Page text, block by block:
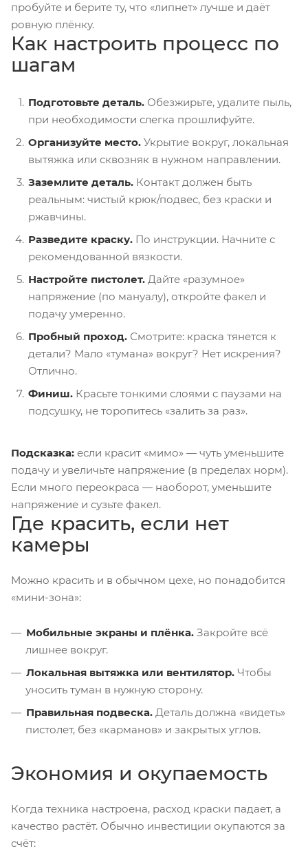
пробуйте и берите ту, что «липнет» лучше и даёт
ровную плёнку.
Как настроить процесс по
шагам
Подготовьте деталь. Обезжирьте, удалите пыль,
при необходимости слегка прошлифуйте.
Организуйте место. Укрытие вокруг, локальная
вытяжка или сквозняк в нужном направлении.
Заземлите деталь. Контакт должен быть
реальным: чистый крюк/подвес, без краски и
ржавчины.
Разведите краску. По инструкции. Начните с
рекомендованной вязкости.
Настройте пистолет. Дайте «разумное»
напряжение (по мануалу), откройте факел и
подачу умеренно.
Пробный проход. Смотрите: краска тянется к
детали? Мало «тумана» вокруг? Нет искрения?
Отлично.
Финиш. Красьте тонкими слоями с паузами на
подсушку, не торопитесь «залить за раз».
Подсказка: если красит «мимо» — чуть уменьшите
подачу и увеличьте напряжение (в пределах норм).
Если много переокраса — наоборот, уменьшите
напряжение и сузьте факел.
Где красить, если нет
камеры
Можно красить и в обычном цехе, но понадобится
«мини-зона»:
Мобильные экраны и плёнка. Закройте всё
лишнее вокруг.
Локальная вытяжка или вентилятор. Чтобы
уносить туман в нужную сторону.
Правильная подвеска. Деталь должна «видеть»
пистолет, без «карманов» и закрытых углов.
Экономия и окупаемость
Когда техника настроена, расход краски падает, а
качество растёт. Обычно инвестиции окупаются за
счёт: